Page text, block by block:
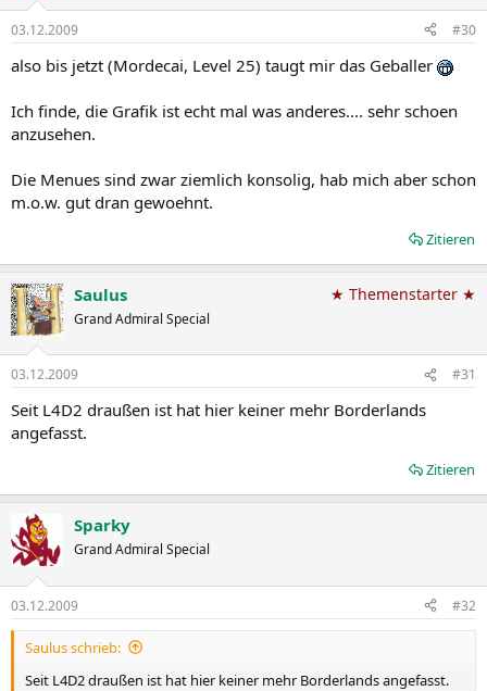
03.12.2009 #30
also bis jetzt (Mordecai, Level 25) taugt mir das Geballer
Ich finde, die Grafik ist echt mal was anderes.... sehr schoen
anzusehen.
Die Menues sind zwar ziemlich konsolig, hab mich aber schon
m.o.w. gut dran gewoehnt.
Zitieren
Saulus
Grand Admiral Special
★ Themenstarter ★
03.12.2009 #31
Seit L4D2 draußen ist hat hier keiner mehr Borderlands
angefasst.
Zitieren
Sparky
Grand Admiral Special
03.12.2009 #32
Saulus schrieb:
Seit L4D2 draußen ist hat hier keiner mehr Borderlands angefasst.